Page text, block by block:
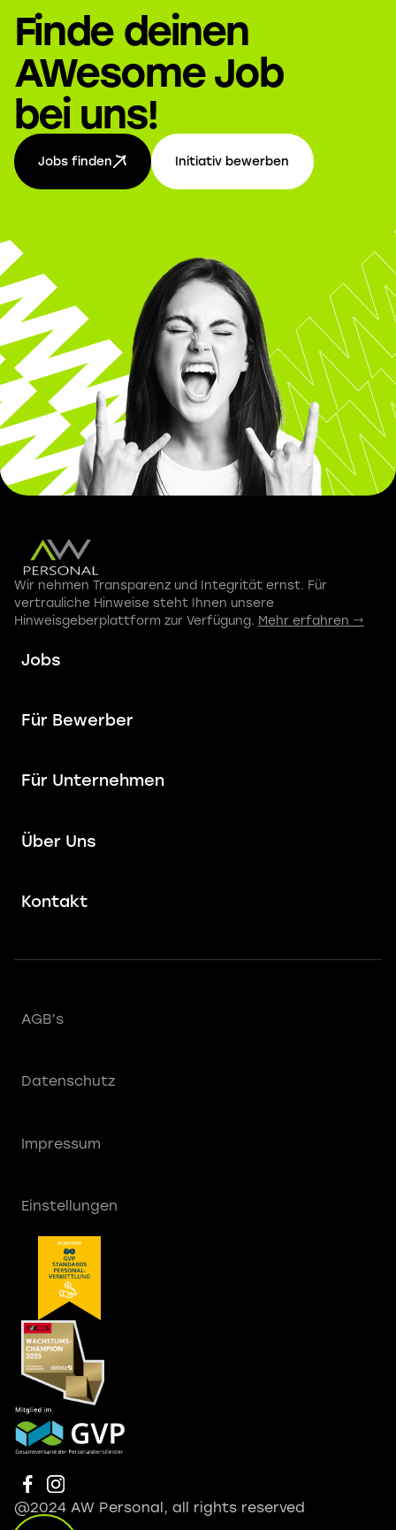
Finde deinen
AWesome Job
bei uns!
Jobs finden Initiativ bewerben
Wir nehmen Transparenz und Integrität ernst. Für
vertrauliche Hinweise steht Ihnen unsere
Hinweisgeberplattform zur Verfügung. Mehr erfahren →
Jobs
Für Bewerber
Für Unternehmen
Über Uns
Kontakt
@2024 AW Personal, all rights reserved
AGB’s
Datenschutz
Impressum
Einstellungen